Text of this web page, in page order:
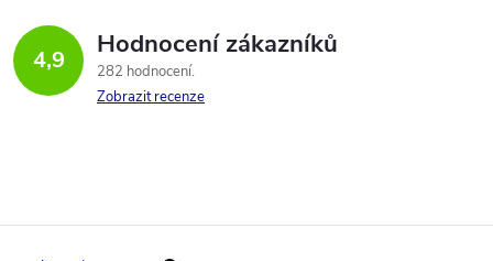
ů
ů
d
a
p
4,9 Hodnocení zákazníků
282 hodnocení
Zobrazit recenze